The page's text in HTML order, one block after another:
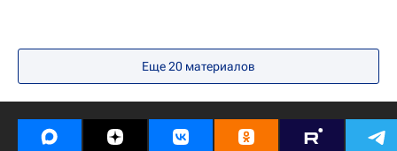
Еще20 материалов